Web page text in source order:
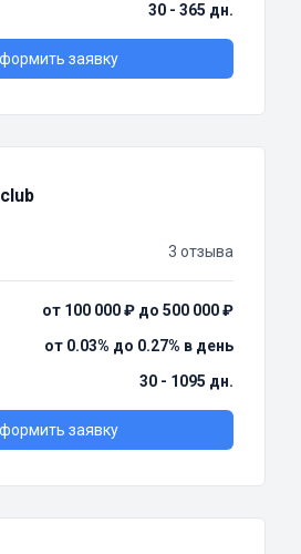
30 - 365 дн.
заявку
3 отзыва
от 100 000 ₽ до 500 000 ₽
от 0.03% до 0.27% в день
30 - 1095 дн.
заявку